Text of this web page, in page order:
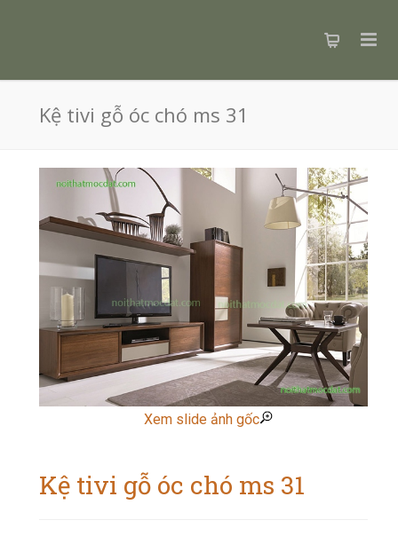
Kệ tivi gỗ óc chó ms 31
Xem slide ảnh gốc
Kệ tivi gỗ óc chó ms 31